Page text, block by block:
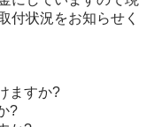
付状況をお知らせく
ますか?
?